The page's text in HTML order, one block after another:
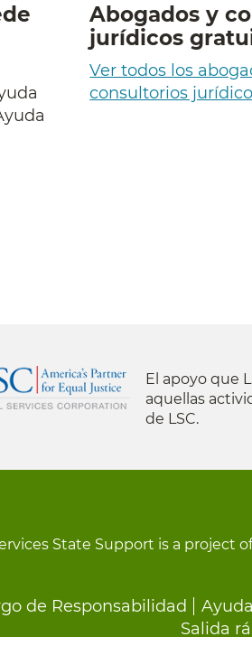
Abogados y
jurídicos
Ver todos los
consultorios
El apoyo que
aquellas
de LSC.
State Support is a project
de Responsabilidad Ayuda
Salida